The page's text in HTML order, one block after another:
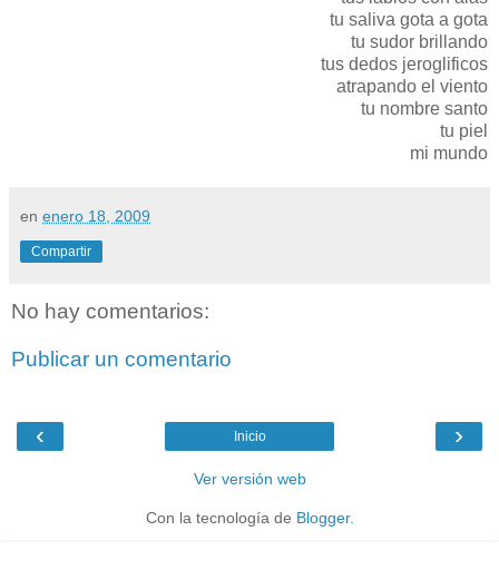
tu saliva gota a gota
tu sudor brillando
tus dedos jeroglificos
atrapando el viento
tu nombre santo
tu piel
mi mundo
en enero 18, 2009
Compartir
No hay comentarios:
Publicar un comentario
‹ ›
Inicio
Ver versión web
Con la tecnología de Blogger.